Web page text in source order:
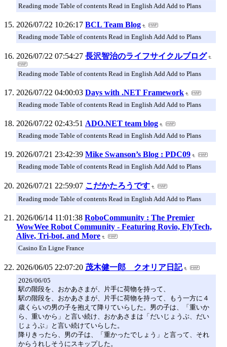
Reading mode Table of contents Read in English Add Add to Plans
2026/07/22 10:26:17 BCL Team Blog
Reading mode Table of contents Read in English Add Add to Plans
2026/07/22 07:54:27 長沢智治のライフサイクルブログ
Reading mode Table of contents Read in English Add Add to Plans
2026/07/22 04:00:03 Days with .NET Framework
Reading mode Table of contents Read in English Add Add to Plans
2026/07/22 02:43:51 ADO.NET team blog
Reading mode Table of contents Read in English Add Add to Plans
2026/07/21 23:42:39 Mike Swanson’s Blog : PDC09
Reading mode Table of contents Read in English Add Add to Plans
2026/07/21 22:59:07 こだかたろうです
Reading mode Table of contents Read in English Add Add to Plans
2026/06/14 11:01:38 RoboCommunity : The Premier
WowWee Robot Community - Featuring Rovio, FlyTech,
Alive, Tri-bot, and More
Casino En Ligne France
2026/06/05 22:07:20 茂木健一郎 クオリア日記
2026/06/05
駅の階段を、おかあさまが、片手に荷物を持って、
駅の階段を、おかあさまが、片手に荷物を持って、もう一方に４
歳くらいの男の子を抱えて降りていらした。男の子は、「重いか
ら、重いから」と言い続け、おかあさまは「だいじょうぶ、だい
じょうぶ」と言い続けていらした。
降りきったら、男の子は、「重かったでしょう」と言って、それ
からうれしそうにスキップした。